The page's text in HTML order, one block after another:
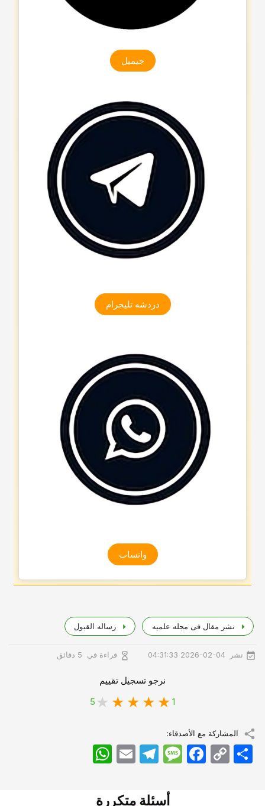
جیمیل
دردشه تلیجرام
واتساب
نشر مقال فی مجله علمیه رساله القبول
نشر 2026-02-04 04:31:33 قراءة في 5 دقائق
نرجو تسجيل تقييم
1
5
المشاركة مع الأصدقاء:
WhatsApp Email
TelegramMessageFacebook Copy
Link
اشتراک
أسئلة متكررة